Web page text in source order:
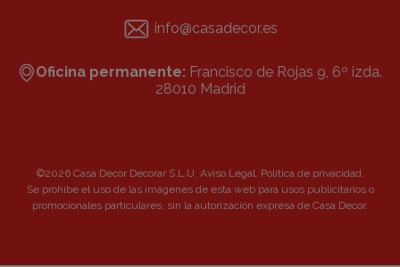
info@casadecor.es
Oficina permanente: Francisco de Rojas 9, 6º izda.
28010 Madrid
©2026 Casa Decor Decorar S.L.U. Aviso Legal. Política de privacidad.
Se prohibe el uso de las imágenes de esta web para usos publicitarios o
promocionales particulares, sin la autorización expresa de Casa Decor.